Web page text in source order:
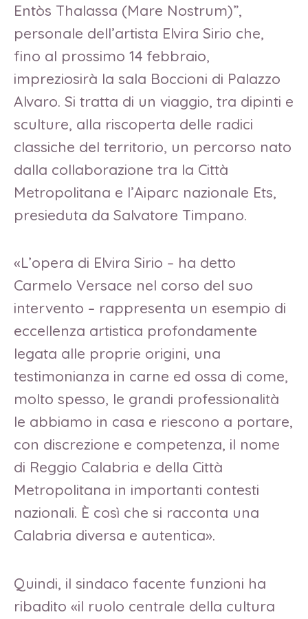
Entòs Thalassa (Mare Nostrum)”,
personale dell’artista Elvira Sirio che,
fino al prossimo 14 febbraio,
impreziosirà la sala Boccioni di Palazzo
Alvaro. Si tratta di un viaggio, tra dipinti e
sculture, alla riscoperta delle radici
classiche del territorio, un percorso nato
dalla collaborazione tra la Città
Metropolitana e l’Aiparc nazionale Ets,
presieduta da Salvatore Timpano.
«L’opera di Elvira Sirio – ha detto
Carmelo Versace nel corso del suo
intervento – rappresenta un esempio di
eccellenza artistica profondamente
legata alle proprie origini, una
testimonianza in carne ed ossa di come,
molto spesso, le grandi professionalità
le abbiamo in casa e riescono a portare,
con discrezione e competenza, il nome
di Reggio Calabria e della Città
Metropolitana in importanti contesti
nazionali. È così che si racconta una
Calabria diversa e autentica».
Quindi, il sindaco facente funzioni ha
ribadito «il ruolo centrale della cultura